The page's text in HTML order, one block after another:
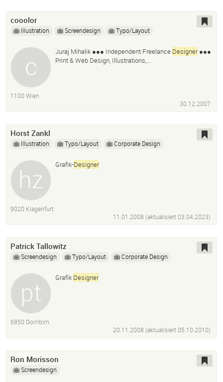
cooolor
Illustration Screendesign Typo/Layout
Juraj Mihalik ●●● Independent Freelance Designer●●●
Print & Web Design, Illustrations,...
1100 Wien
30.12.2007
Horst Zankl
Illustration Typo/Layout Corporate Design
Grafik-Designer
9020 Klagenfurt
11.01.2008 (aktualisiert03.04.2023)
Patrick Tallowitz
Screendesign Typo/Layout Corporate Design
Grafik Designer
6850 Dornbirn
20.11.2008 (aktualisiert05.10.2010)
Ron Morisson
Screendesign